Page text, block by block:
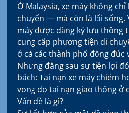
Ở Malaysia, xe máy không
chuyển — mà còn là lối sống.
máy được đăng ký lưu thông
cung cấp phương tiện di
ở cả các thành phố đông đúc
Nhưng đằng sau sự tiện lợi
bách: Tai nạn xe máy chiếm
vong do tai nạn giao thông ở
Vấn đề là gì?